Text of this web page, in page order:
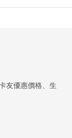
友優惠價格、生